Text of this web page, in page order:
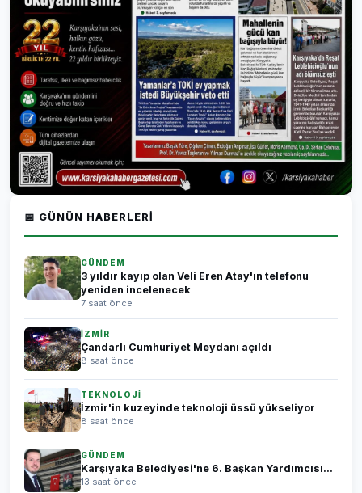
📅 GÜNÜN HABERLERI
GÜNDEM
3 yıldır kayıp olan Veli Eren Atay'ın telefonu
yeniden incelenecek
7 saat önce
İZMİR
Çandarlı Cumhuriyet Meydanı açıldı
8 saat önce
TEKNOLOJİ
İzmir'in kuzeyinde teknoloji üssü yükseliyor
8 saat önce
GÜNDEM
Karşıyaka Belediyesi'ne 6. Başkan Yardımcısı...
13 saat önce